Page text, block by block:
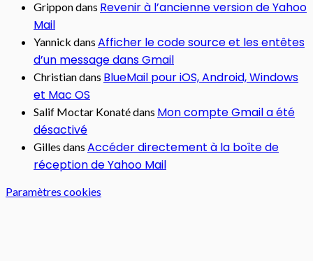
Grippondans Revenir à l’ancienne version de Yahoo
Mail
Yannick dans Afficher le code source et les entêtes
d’un message dans Gmail
Christiandans BlueMail pour iOS, Android, Windows
et Mac OS
Salif Moctar Konatédans Mon compte Gmail a été
désactivé
Gilles dans Accéder directement à la boîte de
réception de Yahoo Mail
Paramètres cookies